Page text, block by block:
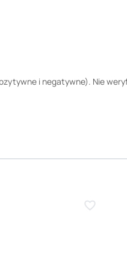
i negatywne). Nie